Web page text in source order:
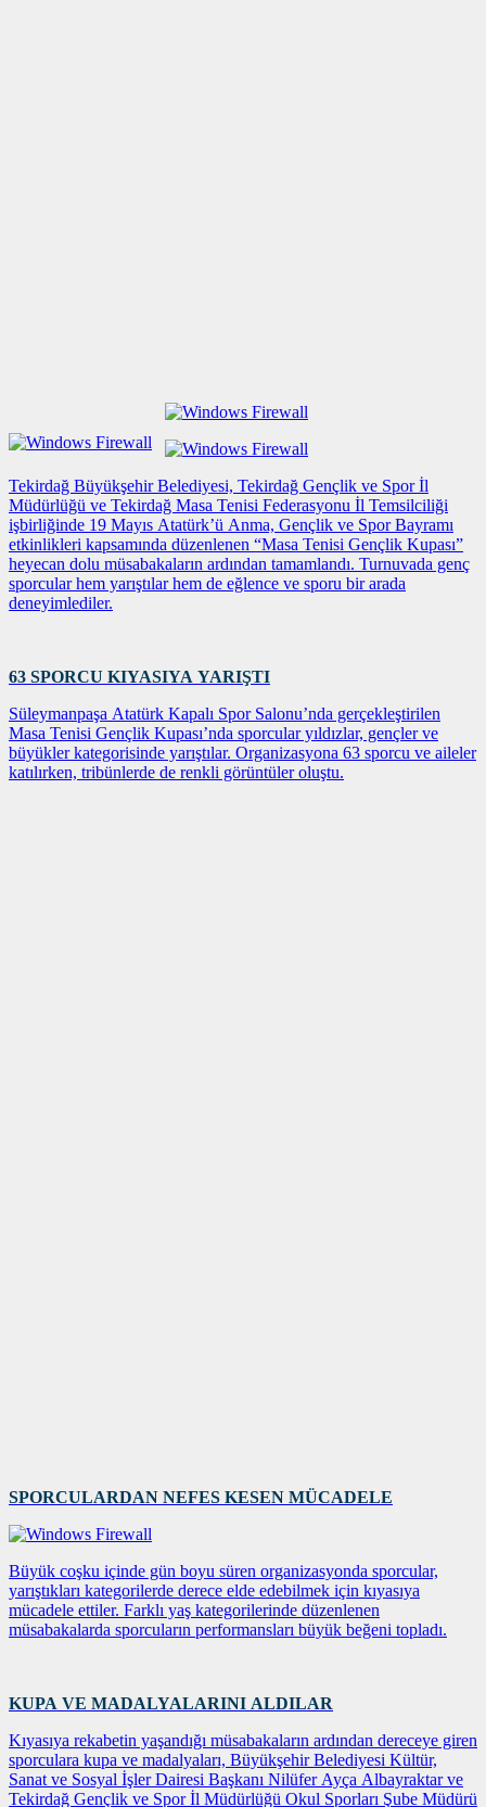
Tekirdağ Büyükşehir Belediyesi, Tekirdağ Gençlik ve Spor İl
Müdürlüğü ve Tekirdağ Masa Tenisi Federasyonu İl Temsilciliği
işbirliğinde 19 Mayıs Atatürk’ü Anma, Gençlik ve Spor Bayramı
etkinlikleri kapsamında düzenlenen “Masa Tenisi Gençlik Kupası”
heyecan dolu müsabakaların ardından tamamlandı. Turnuvada genç
sporcular hem yarıştılar hem de eğlence ve sporu bir arada
deneyimlediler.
63 SPORCU KIYASIYA YARIŞTI
Süleymanpaşa Atatürk Kapalı Spor Salonu’nda gerçekleştirilen
Masa Tenisi Gençlik Kupası’nda sporcular yıldızlar, gençler ve
büyükler kategorisinde yarıştılar. Organizasyona 63 sporcu ve aileler
katılırken, tribünlerde de renkli görüntüler oluştu.
SPORCULARDAN NEFES KESEN MÜCADELE
Büyük coşku içinde gün boyu süren organizasyonda sporcular,
yarıştıkları kategorilerde derece elde edebilmek için kıyasıya
mücadele ettiler. Farklı yaş kategorilerinde düzenlenen
müsabakalarda sporcuların performansları büyük beğeni topladı.
KUPA VE MADALYALARINI ALDILAR
Kıyasıya rekabetin yaşandığı müsabakaların ardından dereceye giren
sporculara kupa ve madalyaları, Büyükşehir Belediyesi Kültür,
Sanat ve Sosyal İşler Dairesi Başkanı Nilüfer Ayça Albayraktar ve
Tekirdağ Gençlik ve Spor İl Müdürlüğü Okul Sporları Şube Müdürü